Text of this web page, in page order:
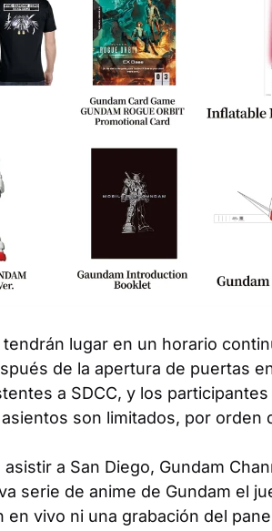
lugar en un horario
de la apertura de puertas
a SDCC, y los
son limitados, por orden
a San Diego, Gundam
serie de anime de Gundam el
en vivo ni una grabación del